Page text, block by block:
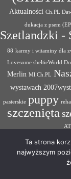
Aktualności Ch.PL
dukacja z psem
Szetlandzki -
88 karmy i witaminy dla
Lovesome sheltieWorld
Merlin Mł.Ch.PL
wystawach
pasterskie puppy
szczenięta
Ta strona
najwyższym